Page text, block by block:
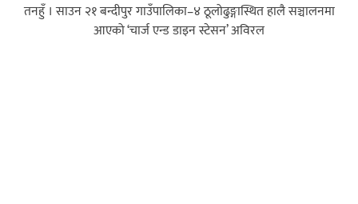
तनहुँ । साउन २१ बन्दीपुर गाउँपालिका–४ ठूलोढुङ्गास्थित हालै सञ्चालनमा
आएको ‘चार्ज एन्ड डाइन स्टेसन’ अविरल